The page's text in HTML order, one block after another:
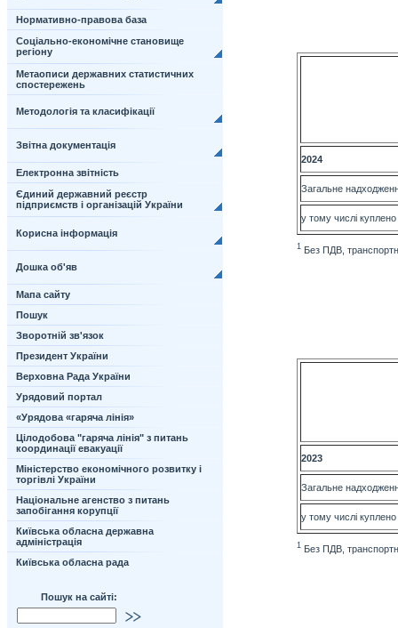
Нормативно-правова база
Соціально-економічне становище
регіону
Метаописи державних статистичних
спостережень
Методологія та класифікації
Звітна документація
Електронна звітність
Єдиний державний реєстр
підприємств і організацій України
Корисна інформація
Дошка об'яв
Мапа сайту
Пошук
Зворотній зв'язок
Президент України
Верховна Рада України
Урядовий портал
«Урядова «гаряча лінія»
Цілодобова "гаряча лінія" з питань
координації евакуації
Міністерство економічного розвитку і
торгівлі України
Національне агенство з питань
запобігання корупції
Київська обласна державна
адміністрація
Київська обласна рада
Пошук на сайті:
2024
Загальне
у тому числі куплено
1Без ПДВ,
2023
Загальне
у тому числі куплено
1Без ПДВ,